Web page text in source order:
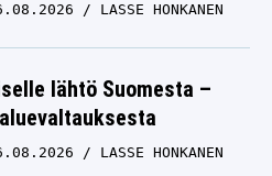
LASSE HONKANEN
lähtö Suomesta –
LASSE HONKANEN